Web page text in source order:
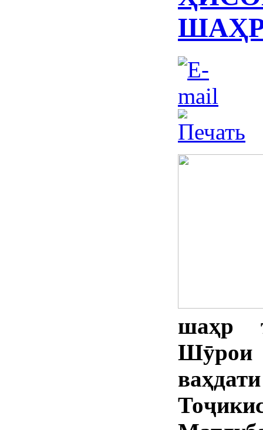
шаҳр
Шӯрои